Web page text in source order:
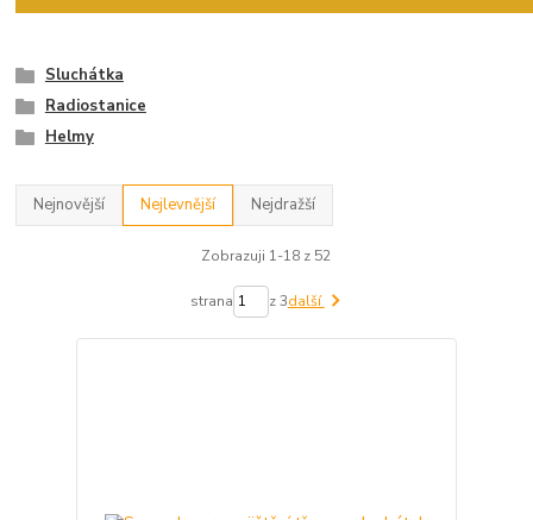
Sluchátka
Radiostanice
Helmy
Nejnovější Nejlevnější Nejdražší
Zobrazuji 1-18 z 52
strana z 3další